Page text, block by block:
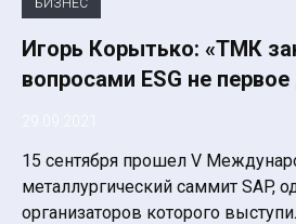
БИЗНЕС
Игорь Корытько: «ТМК
вопросами ESG не
15 сентября прошел V
металлургический саммит SAP,
организаторов которого